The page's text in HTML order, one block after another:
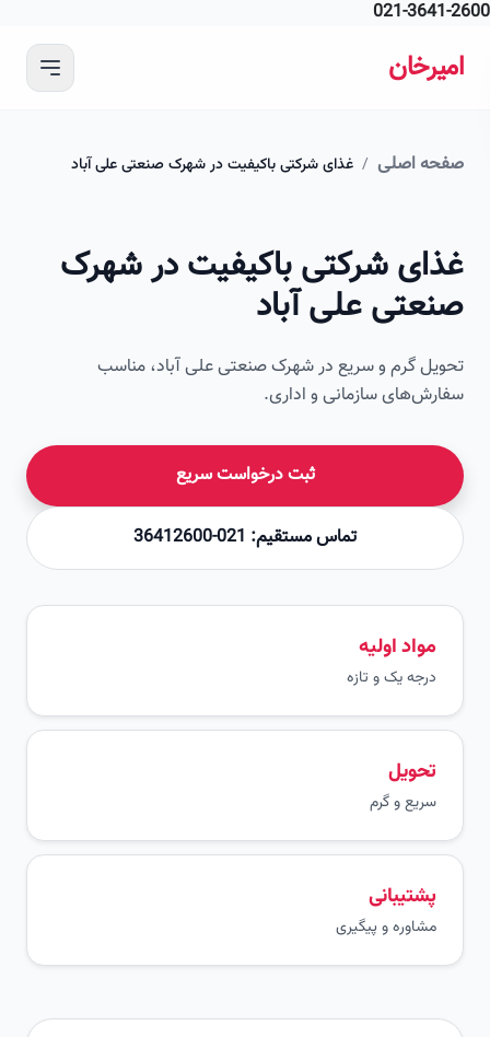
021-
اصلی / غذای شرکتی باکیفیت در شهرک صنعتی علی آباد
شرکتی باکیفیت در شهرک
علی آباد
گرم و سریع در شهرک صنعتی علی آباد، مناسب
سازمانی و اداری.
ثبت درخواست سریع
تماس مستقیم: 021-36412600
مواد اولیه
درجه یک و تازه
سریع و گرم
پشتیبانی
مشاوره و پیگیری